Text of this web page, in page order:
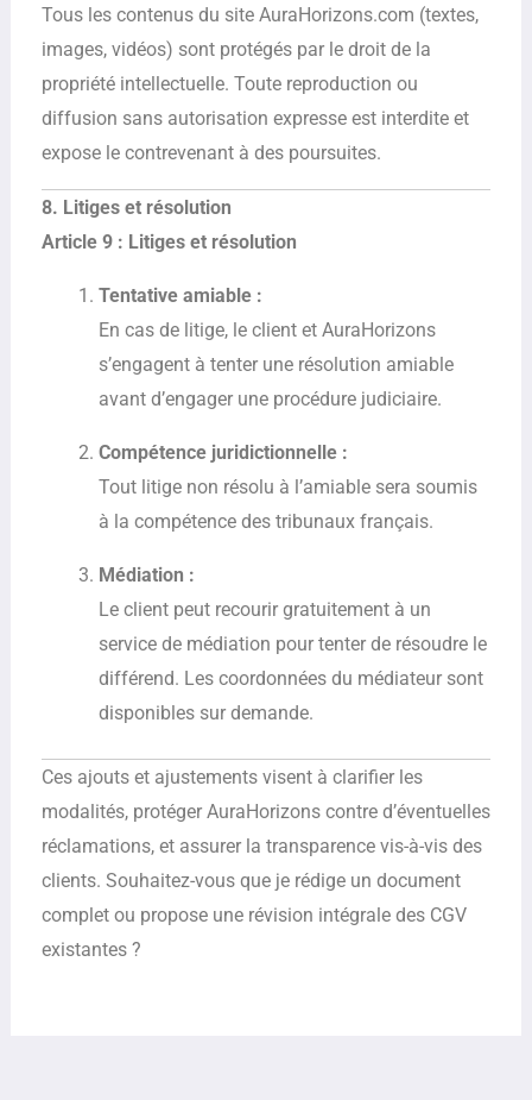
Tous les contenus du site AuraHorizons.com (textes,
images, vidéos) sont protégés par le droit de la
propriété intellectuelle. Toute reproduction ou
diffusion sans autorisation expresse est interdite et
expose le contrevenant à des poursuites.
8. Litiges et résolution
Article 9 : Litiges et résolution
Tentative amiable :
En cas de litige, le client et AuraHorizons
s’engagent à tenter une résolution amiable
avant d’engager une procédure judiciaire.
Compétence juridictionnelle :
Tout litige non résolu à l’amiable sera soumis
à la compétence des tribunaux français.
Médiation :
Le client peut recourir gratuitement à un
service de médiation pour tenter de résoudre le
différend. Les coordonnées du médiateur sont
disponibles sur demande.
Ces ajouts et ajustements visent à clarifier les
modalités, protéger AuraHorizons contre d’éventuelles
réclamations, et assurer la transparence vis-à-vis des
clients. Souhaitez-vous que je rédige un document
complet ou propose une révision intégrale des CGV
existantes ?